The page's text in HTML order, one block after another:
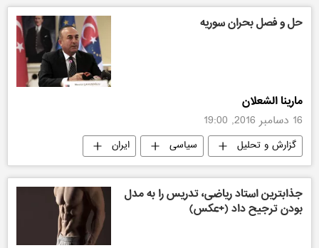
حل و فصل بحران سوریه
مارینا الشعلان
16 دسامبر 2016, 19:00
گزارش و تحلیل سیاسی ایران
جذابترین استاد ریاضی، تدریس را به مدل
بودن ترجیح داد (+عکس)